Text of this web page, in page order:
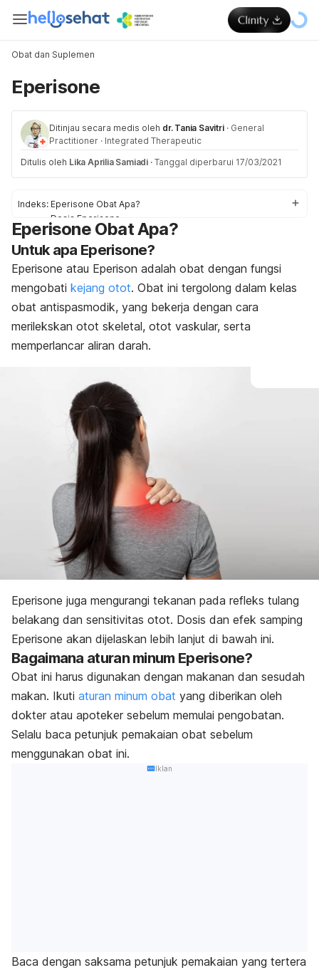
Obat dan Suplemen
Eperisone
Ditinjau secara medis oleh dr. Tania Savitri · General
Practitioner · Integrated Therapeutic
Ditulis oleh Lika Aprilia Samiadi · Tanggal diperbarui 17/03/2021
Indeks: Eperisone Obat Apa?
Dosis Eperisone
Efek samping Eperisone
Peringatan dan Perhatian Obat Eperisone
Interaksi Obat Eperisone
Overdosis Eperisone
Eperisone Obat Apa?
Untuk apa Eperisone?
Eperisone atau Eperison adalah obat dengan fungsi
mengobati kejang otot. Obat ini tergolong dalam kelas
obat antispasmodik, yang bekerja dengan cara
merilekskan otot skeletal, otot vaskular, serta
memperlancar aliran darah.
Eperisone juga mengurangi tekanan pada refleks tulang
belakang dan sensitivitas otot. Dosis dan efek samping
Eperisone akan dijelaskan lebih lanjut di bawah ini.
Bagaimana aturan minum Eperisone?
Obat ini harus digunakan dengan makanan dan sesudah
makan. Ikuti aturan minum obat yang diberikan oleh
dokter atau apoteker sebelum memulai pengobatan.
Selalu baca petunjuk pemakaian obat sebelum
menggunakan obat ini.
Iklan
Baca dengan saksama petunjuk pemakaian yang tertera